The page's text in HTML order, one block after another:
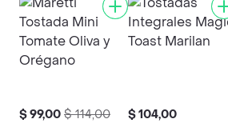
$ 99,00 $ 114,00 $ 104,00